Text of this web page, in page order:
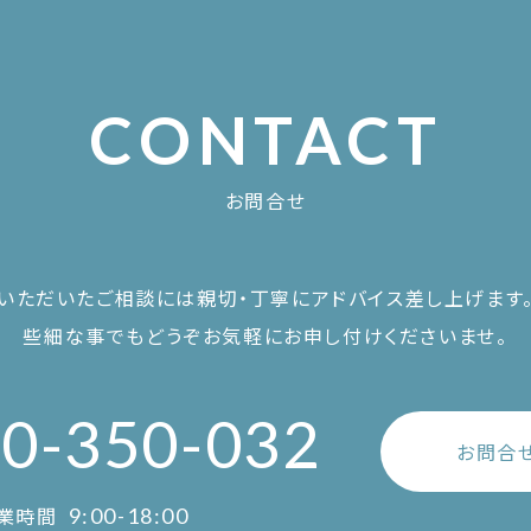
CONTACT
お問合せ
いただいたご相談には親切・丁寧にアドバイス差し上げます
些細な事でもどうぞお気軽にお申し付けくださいませ。
350-032
時間 9:00-18:00
お問合